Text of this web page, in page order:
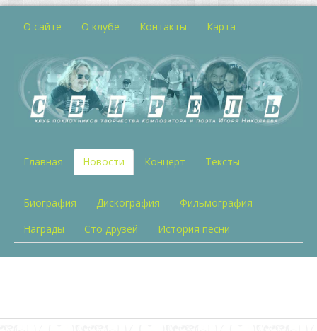
О сайте О клубе Контакты Карта
Главная Новости Концерт Тексты
Биография Дискография
Фильмография
Награды
Сто друзей История песни